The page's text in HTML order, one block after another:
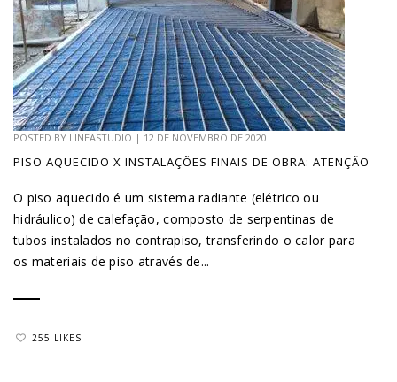
POSTED BY LINEASTUDIO | 12 DE NOVEMBRO DE 2020
PISO AQUECIDO X INSTALAÇÕES FINAIS DE OBRA: ATENÇÃO
O piso aquecido é um sistema radiante (elétrico ou
hidráulico) de calefação, composto de serpentinas de
tubos instalados no contrapiso, transferindo o calor para
os materiais de piso através de...
255 LIKES